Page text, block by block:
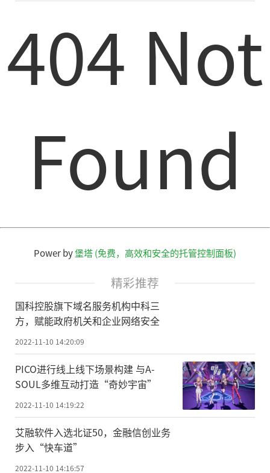
404 Not
Found
Power by堡塔 (免费，高效和安全的托管控制面板)
精彩推荐
国科控股旗下域名服务机构中科三
方，赋能政府机关和企业网络安全
2022-11-10 14:20:09
PICO进行线上线下场景构建 与A-
SOUL多维互动打造“奇妙宇宙”
2022-11-10 14:19:22
艾融软件入选北证50，金融信创业务
步入“快车道”
2022-11-10 14:16:57